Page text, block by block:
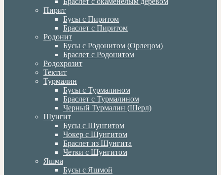
Пирит
Бусы с Пиритом
Браслет с Пиритом
Родонит
Бусы с Родонитом (Орлецом)
Браслет с Родонитом
Родохрозит
Тектит
Турмалин
Бусы с Турмалином
Браслет с Турмалином
Черный Турмалин (Шерл)
Шунгит
Бусы с Шунгитом
Чокер с Шунгитом
Браслет из Шунгита
Четки с Шунгитом
Яшма
Бусы с Яшмой